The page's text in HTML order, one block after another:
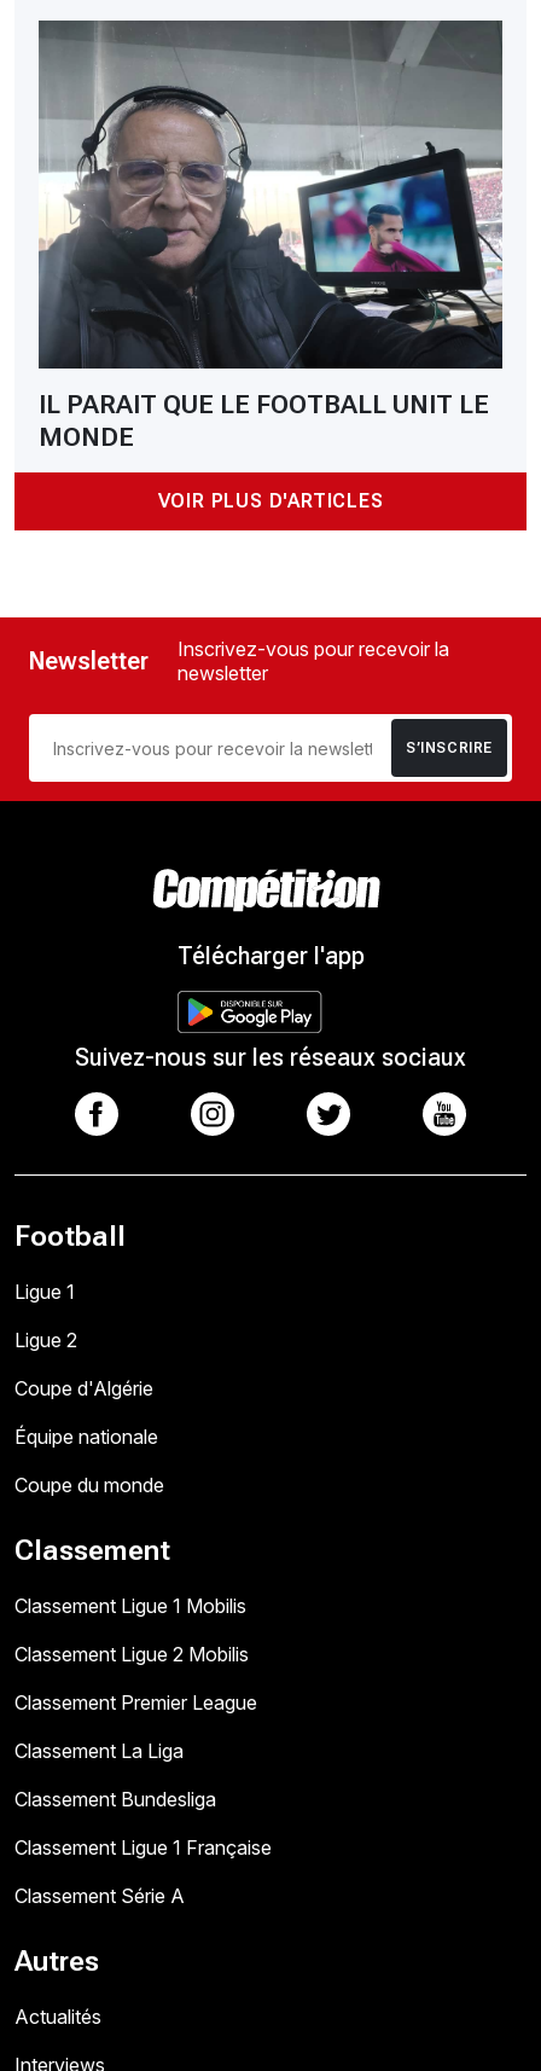
IL PARAIT QUE LE FOOTBALL UNIT LE
MONDE
VOIR PLUS D'ARTICLES
Newsletter
Inscrivez-vous pour recevoir la
newsletter
S’INSCRIRE
Télécharger l'app
Suivez-nous sur les réseaux sociaux
Football
Ligue 1
Ligue 2
Coupe d'Algérie
Équipe nationale
Coupe du monde
Classement
Classement Ligue 1 Mobilis
Classement Ligue 2 Mobilis
Classement Premier League
Classement La Liga
Classement Bundesliga
Classement Ligue 1 Française
Classement Série A
Autres
Actualités
Interviews